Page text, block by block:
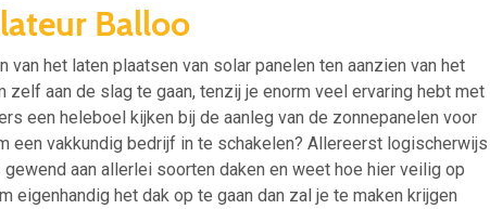
Balloo
het laten plaatsen van solar panelen ten aanzien van het
aan de slag te gaan, tenzij je enorm veel ervaring hebt met
een heleboel kijken bij de aanleg van de zonnepanelen voor
een vakkundig bedrijf in te schakelen? Allereerst logischerwijs
aan allerlei soorten daken en weet hoe hier veilig op
eigenhandig het dak op te gaan dan zal je te maken krijgen